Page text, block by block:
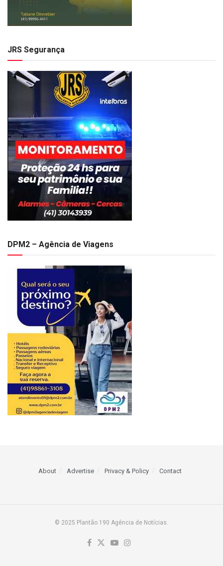
JRS Segurança
DPM2 – Agência de Viagens
About Advertise Privacy & Policy Contact
© 2025 Plantão 190 Agência de Notícias.